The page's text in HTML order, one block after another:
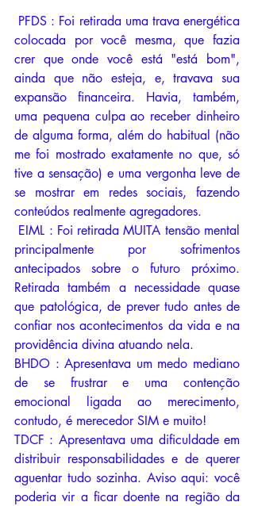
colocada por você mesma, que fazia
crer que onde você está "está bom",
ainda que não esteja, e, travava sua
expansão financeira. Havia, também,
uma pequena culpa ao receber dinheiro
de alguma forma, além do habitual (não
me foi mostrado exatamente no que, só
tive a sensação) e uma vergonha leve de
se mostrar em redes sociais, fazendo
conteúdos realmente agregadores.
principalmente por sofrimentos
antecipados sobre o futuro próximo.
Retirada também a necessidade quase
que patológica, de prever tudo antes de
confiar nos acontecimentos da vida e na
providência divina atuando nela.
BHDO : Apresentava um medo mediano
de se frustrar e uma contenção
emocional ligada ao merecimento,
contudo, é merecedor SIM e muito!
TDCF : Apresentava uma dificuldade em
distribuir responsabilidades e de querer
aguentar tudo sozinha. Aviso aqui: você
poderia vir a ficar doente na região da